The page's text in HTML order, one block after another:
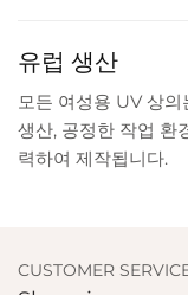
유럽 생산
모든 여성용 UV 상
생산, 공정한 작업 환
력하여 제작됩니다.
CUSTOMER